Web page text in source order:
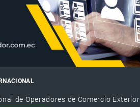
de Operadores de Comercio Exterior